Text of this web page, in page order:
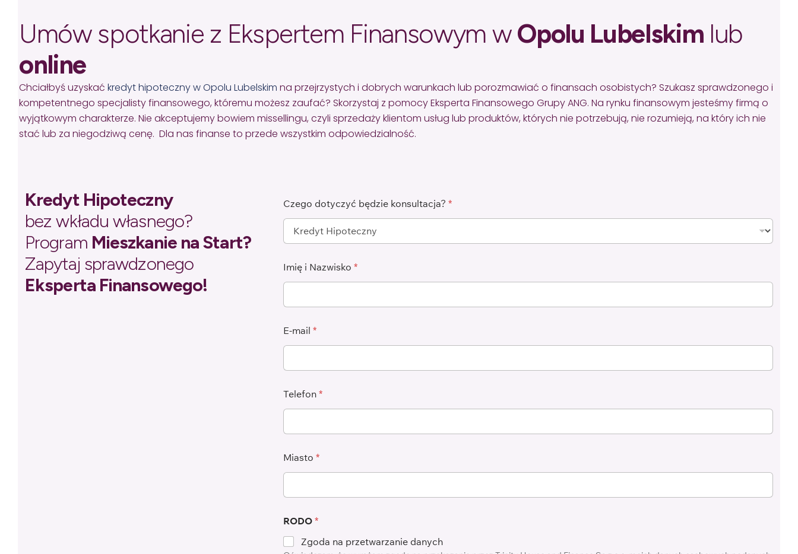
Umów spotkanie z Ekspertem Finansowym wOpolu Lubelskim lub
online
Chciałbyś uzyskać kredyt hipoteczny w Opolu Lubelskim na przejrzystych i dobrych warunkach lub porozmawiać o finansach osobistych? Szukasz sprawdzonego i
kompetentnego specjalisty finansowego, któremu możesz zaufać? Skorzystaj z pomocy Eksperta Finansowego Grupy ANG. Na rynku finansowym jesteśmy firmą o
wyjątkowym charakterze. Nie akceptujemy bowiem missellingu, czyli sprzedaży klientom usług lub produktów, których nie potrzebują, nie rozumieją, na który ich nie
stać lub za niegodziwą cenę. Dla nas finanse to przede wszystkim odpowiedzialność.
Kredyt Hipoteczny
bez wkładu własnego?
Program Mieszkanie na Start?
Zapytaj sprawdzonego
Eksperta Finansowego!
Czego dotyczyć będzie konsultacja? *
Imię i Nazwisko *
E-mail *
Telefon *
Miasto *
RODO *
Zgoda na przetwarzanie danych